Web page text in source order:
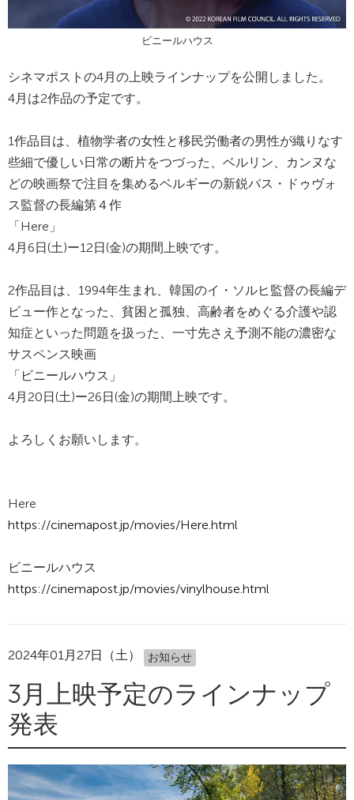
ビニールハウス
シネマポストの4月の上映ラインナップを公開しました。
4月は2作品の予定です。
1作品目は、植物学者の女性と移民労働者の男性が織りなす
些細で優しい日常の断片をつづった、ベルリン、カンヌな
どの映画祭で注目を集めるベルギーの新鋭バス・ドゥヴォ
ス監督の長編第４作
「Here」
4月6日(土)ー12日(金)の期間上映です。
2作品目は、1994年生まれ、韓国のイ・ソルヒ監督の長編デ
ビュー作となった、貧困と孤独、高齢者をめぐる介護や認
知症といった問題を扱った、一寸先さえ予測不能の濃密な
サスペンス映画
「ビニールハウス」
4月20日(土)ー26日(金)の期間上映です。
よろしくお願いします。
Here
https://cinemapost.jp/movies/Here.html
ビニールハウス
https://cinemapost.jp/movies/vinylhouse.html
2024年01月27日（土） お知らせ
3月上映予定のラインナップ
発表